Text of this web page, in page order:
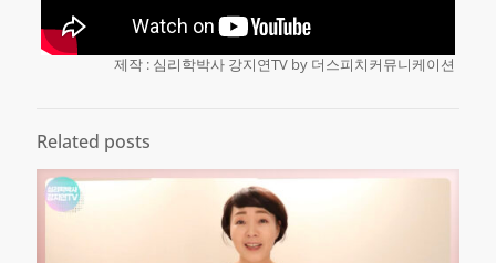
제작 : 심리학박사 강지연TV by 더스피치커뮤니케이션
Related posts